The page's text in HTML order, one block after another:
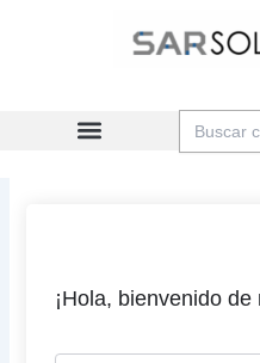
Buscar:
¡Hola, bienvenido de